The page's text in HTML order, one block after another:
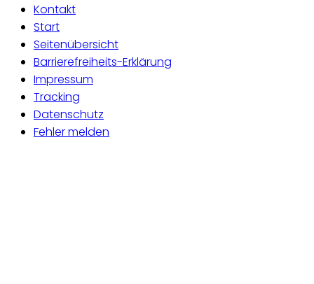
Kontakt
Start
Seitenübersicht
Barrierefreiheits-Erklärung
Impressum
Tracking
Datenschutz
Fehler melden